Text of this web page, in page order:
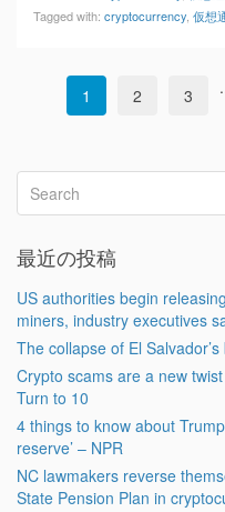
Tagged with: cryptocurrency 仮想
1 2 3
最近の投稿
US authorities begin
miners, industry executives
The collapse of El
Crypto scams are a new
Turn to 10
4 things to know about
reserve’ – NPR
NC lawmakers reverse
State Pension Plan in